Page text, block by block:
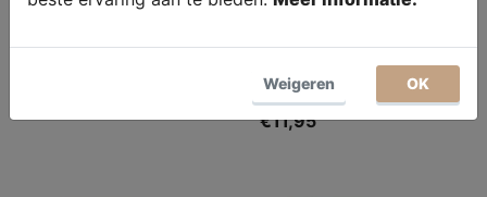
Wattenschijfjes
Wattenschijfjes 10
Stuks
2-laags
€11,95
Weigeren OK